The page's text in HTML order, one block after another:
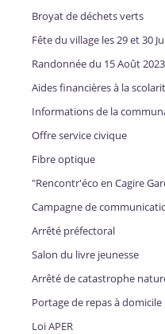
Broyat de déchets verts
Fête du village les 29 et 30
Randonnée du 15 Août 2023
Aides financières à la
Informations de la
Offre service civique
Fibre optique
"Rencontr'éco en Cagire
Campagne de
Arrêté préfectoral
Salon du livre jeunesse
Arrêté de catastrophe
Portage de repas à domicile
Loi APER